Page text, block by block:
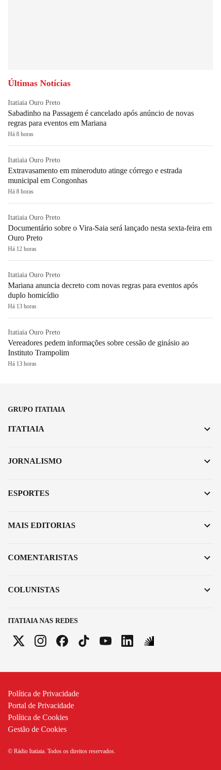
Últimas Notícias
Itatiaia Ouro Preto
Sabadinho na Passagem é cancelado após anúncio de novas
regras para eventos em Mariana
Há 8 horas
Itatiaia Ouro Preto
Extravasamento em mineroduto atinge córrego e estrada
municipal em Congonhas
Há 8 horas
Itatiaia Ouro Preto
Documentário sobre o Vira-Saia será lançado nesta sexta-feira em
Ouro Preto
Há 12 horas
Itatiaia Ouro Preto
Mariana anuncia decreto com novas regras para eventos após
duplo homicídio
Há 13 horas
Itatiaia Ouro Preto
Vereadores pedem informações sobre cessão de ginásio ao
Instituto Trampolim
Há 13 horas
GRUPO ITATIAIA
ITATIAIA NAS REDES
ITATIAIA
JORNALISMO
ESPORTES
MAIS EDITORIAS
COMENTARISTAS
COLUNISTAS
Política de Privacidade
Portal de Privacidade
Política de Cookies
Gestão de Cookies
© Rádio Itatiaia. Todos os direitos reservados.